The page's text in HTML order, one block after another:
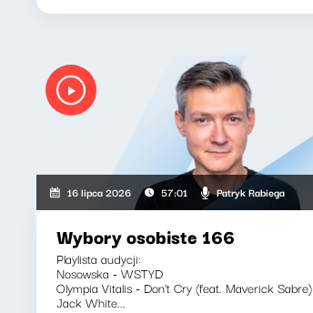
16 lipca 2026 57:01 Patryk Rabiega
Wybory osobiste 166
Playlista audycji:
Nosowska - WSTYD
Olympia Vitalis - Don't Cry (feat. Maverick Sabre)
Jack White...